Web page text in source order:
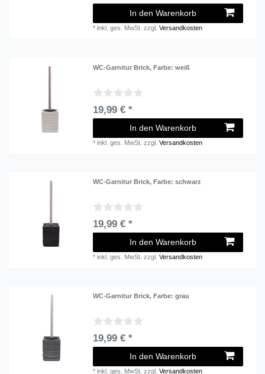
In den Warenkorb
*inkl. ges. MwSt. zzgl.Versandkosten
WC-Garnitur Brick, Farbe: weiß
19,99 € *
In den Warenkorb
*inkl. ges. MwSt. zzgl.Versandkosten
WC-Garnitur Brick, Farbe: schwarz
19,99 € *
In den Warenkorb
*inkl. ges. MwSt. zzgl.Versandkosten
WC-Garnitur Brick, Farbe: grau
19,99 € *
In den Warenkorb
*inkl. ges. MwSt. zzgl.Versandkosten